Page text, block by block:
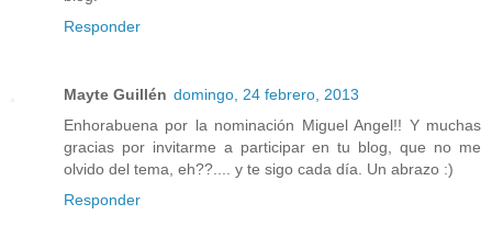
Responder
Mayte Guillén domingo, 24 febrero, 2013
Enhorabuena por la nominación Miguel Angel!! Y muchas
gracias por invitarme a participar en tu blog, que no me
olvido del tema, eh??.... y te sigo cada día. Un abrazo :)
Responder